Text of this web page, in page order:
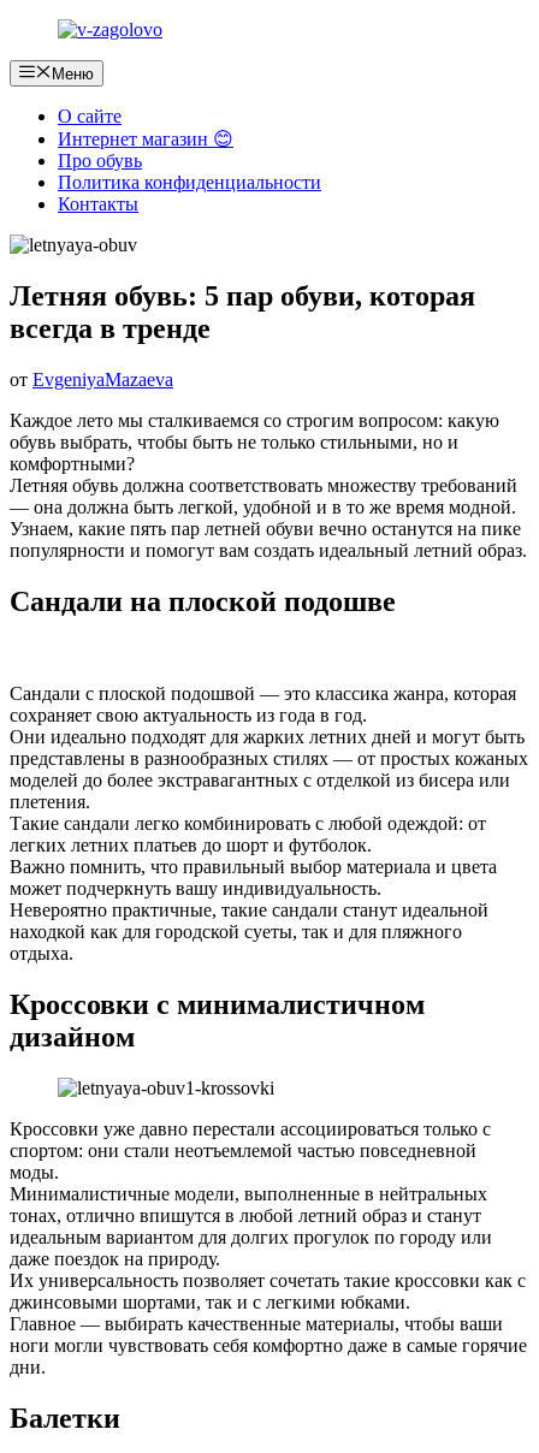
Перейти
содержимому
Меню
О сайте
Интернет магазин 😊
Про обувь
Политика конфиденциальности
Контакты
Летняя обувь: 5 пар обуви, которая
всегда в тренде
от EvgeniyaMazaeva
Каждое лето мы сталкиваемся со строгим вопросом: какую
обувь выбрать, чтобы быть не только стильными, но и
комфортными?
Летняя обувь должна соответствовать множеству требований
— она должна быть легкой, удобной и в то же время модной.
Узнаем, какие пять пар летней обуви вечно останутся на пике
популярности и помогут вам создать идеальный летний образ.
Сандали на плоской подошве
Сандали с плоской подошвой — это классика жанра, которая
сохраняет свою актуальность из года в год.
Они идеально подходят для жарких летних дней и могут быть
представлены в разнообразных стилях — от простых кожаных
моделей до более экстравагантных с отделкой из бисера или
плетения.
Такие сандали легко комбинировать с любой одеждой: от
легких летних платьев до шорт и футболок.
Важно помнить, что правильный выбор материала и цвета
может подчеркнуть вашу индивидуальность.
Невероятно практичные, такие сандали станут идеальной
находкой как для городской суеты, так и для пляжного
отдыха.
Кроссовки с минималистичном
дизайном
Кроссовки уже давно перестали ассоциироваться только с
спортом: они стали неотъемлемой частью повседневной
моды.
Минималистичные модели, выполненные в нейтральных
тонах, отлично впишутся в любой летний образ и станут
идеальным вариантом для долгих прогулок по городу или
даже поездок на природу.
Их универсальность позволяет сочетать такие кроссовки как с
джинсовыми шортами, так и с легкими юбками.
Главное — выбирать качественные материалы, чтобы ваши
ноги могли чувствовать себя комфортно даже в самые горячие
дни.
Балетки